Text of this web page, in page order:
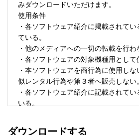
みダウンロードいただけます。
使用条件
・各ソフトウェア紹介に掲載されて
ている。
・他のメディアへの一切の転載を行わ
・各ソフトウェアの対象機種用として
・本ソフトウェアを商行為に使用し
似レンタル行為や第３者へ販売しない
・各ソフトウェア紹介に記載されて
いる。
ダウンロードする